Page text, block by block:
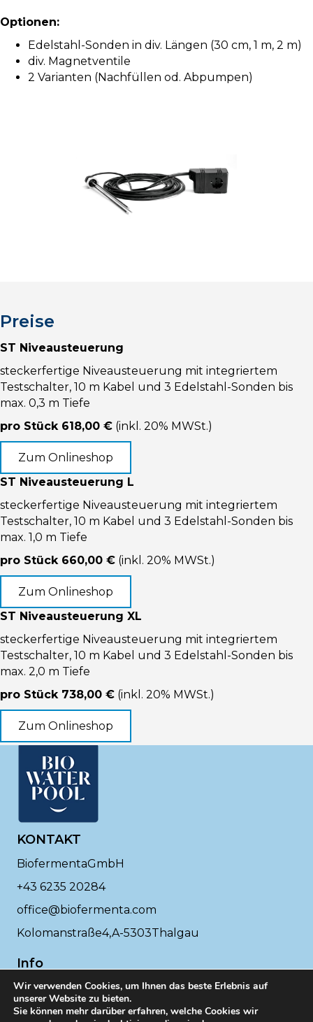
Optionen:
Edelstahl-Sonden in div. Längen (30 cm, 1 m, 2 m)
div. Magnetventile
2 Varianten (Nachfüllen od. Abpumpen)
Preise
ST Niveausteuerung
steckerfertige Niveausteuerung mit integriertem
Testschalter, 10 m Kabel und 3 Edelstahl-Sonden bis
max. 0,3 m Tiefe
pro Stück 618,00 € (inkl. 20% MWSt.)
Zum Onlineshop
ST Niveausteuerung L
steckerfertige Niveausteuerung mit integriertem
Testschalter, 10 m Kabel und 3 Edelstahl-Sonden bis
max. 1,0 m Tiefe
pro Stück 660,00 € (inkl. 20% MWSt.)
Zum Onlineshop
ST Niveausteuerung XL
steckerfertige Niveausteuerung mit integriertem
Testschalter, 10 m Kabel und 3 Edelstahl-Sonden bis
max. 2,0 m Tiefe
pro Stück 738,00 € (inkl. 20% MWSt.)
Zum Onlineshop
KONTAKT
BiofermentaGmbH
+43 6235 20284
office@biofermenta.com
Kolomanstraße4,A-5303Thalgau
Info
DSGVO
Impressum
Wir verwenden Cookies, um Ihnen das beste Erlebnis auf
unserer Website zu bieten.
Sie können mehr darüber erfahren, welche Cookies wir